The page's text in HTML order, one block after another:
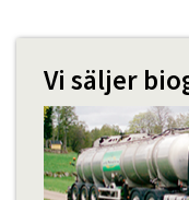
Vi säljer